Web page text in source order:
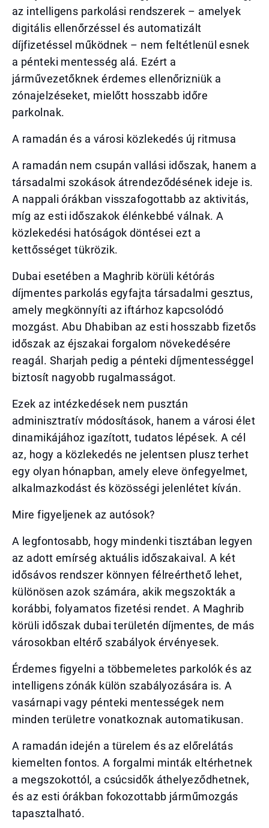
az intelligens parkolási rendszerek – amelyek
digitális ellenőrzéssel és automatizált
díjfizetéssel működnek – nem feltétlenül esnek
a pénteki mentesség alá. Ezért a
járművezetőknek érdemes ellenőrizniük a
zónajelzéseket, mielőtt hosszabb időre
parkolnak.
A ramadán és a városi közlekedés új ritmusa
A ramadán nem csupán vallási időszak, hanem a
társadalmi szokások átrendeződésének ideje is.
A nappali órákban visszafogottabb az aktivitás,
míg az esti időszakok élénkebbé válnak. A
közlekedési hatóságok döntései ezt a
kettősséget tükrözik.
Dubai esetében a Maghrib körüli kétórás
díjmentes parkolás egyfajta társadalmi gesztus,
amely megkönnyíti az iftárhoz kapcsolódó
mozgást. Abu Dhabiban az esti hosszabb fizetős
időszak az éjszakai forgalom növekedésére
reagál. Sharjah pedig a pénteki díjmentességgel
biztosít nagyobb rugalmasságot.
Ezek az intézkedések nem pusztán
adminisztratív módosítások, hanem a városi élet
dinamikájához igazított, tudatos lépések. A cél
az, hogy a közlekedés ne jelentsen plusz terhet
egy olyan hónapban, amely eleve önfegyelmet,
alkalmazkodást és közösségi jelenlétet kíván.
Mire figyeljenek az autósok?
A legfontosabb, hogy mindenki tisztában legyen
az adott emírség aktuális időszakaival. A két
idősávos rendszer könnyen félreérthető lehet,
különösen azok számára, akik megszokták a
korábbi, folyamatos fizetési rendet. A Maghrib
körüli időszak dubai területén díjmentes, de más
városokban eltérő szabályok érvényesek.
Érdemes figyelni a többemeletes parkolók és az
intelligens zónák külön szabályozására is. A
vasárnapi vagy pénteki mentességek nem
minden területre vonatkoznak automatikusan.
A ramadán idején a türelem és az előrelátás
kiemelten fontos. A forgalmi minták eltérhetnek
a megszokottól, a csúcsidők áthelyeződhetnek,
és az esti órákban fokozottabb járműmozgás
tapasztalható.